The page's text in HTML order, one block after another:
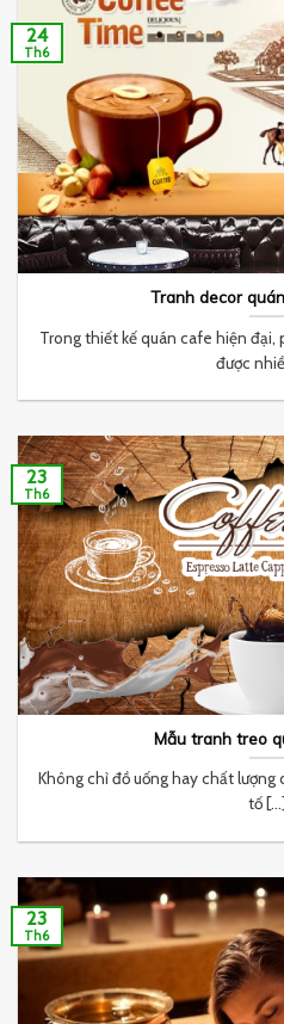
Tranh decor
Trong thiết kế quán cafe hiện đại,
được
24
Th6
Mẫu tranh treo
Không chỉ đồ uống hay chất lượng
tố [...]
23
Th6
23
Th6